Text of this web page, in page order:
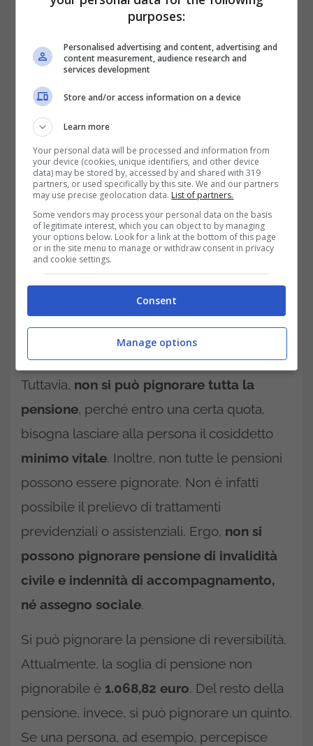
Se si hanno dei debiti, come detto, la
pensione può essere pignorata, per
consentire ai creditori di riprendersi il
dovuto.
Pensione 2025, limiti entro cui può essere pignorata-
trading.it
Tuttavia, non si può pignorare tutta la
pensione, perché entro una certa quota,
bisogna lasciare alla persona il cosiddetto
minimo vitale. Inoltre, non tutte le pensioni
possono essere pignorate. Non è infatti
possibile il prelievo di trattamenti
previdenziali o assistenziali. Ergo, non si
possono pignorare pensione di invalidità
civile e indennità di accompagnamento,
né assegno sociale.
Si può pignorare la pensione di reversibilità.
Attualmente, la soglia di pensione non
pignorabile è 1.068,82 euro. Del resto della
pensione, invece, si può pignorare un quinto.
Se una persona, ad esempio, percepisce
purposes:
Personalised advertising and content, advertising and
content measurement, audience research and
services development
Store and/or access information on a device
Learn more
Your personal data will be processed and information from
your device (cookies, unique identifiers, and other device
data) may be stored by, accessed by and shared with 319
partners, or used specifically by this site. We and our partners
may use precise geolocation data. List of partners.
Some vendors may process your personal data on the basis
of legitimate interest, which you can object to by managing
your options below. Look for a link at the bottom of this page
or in the site menu to manage or withdraw consent in privacy
and cookie settings.
Consent
Manage options